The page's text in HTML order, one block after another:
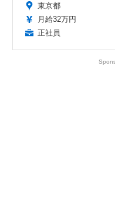
東京都
月給32万円
正社員